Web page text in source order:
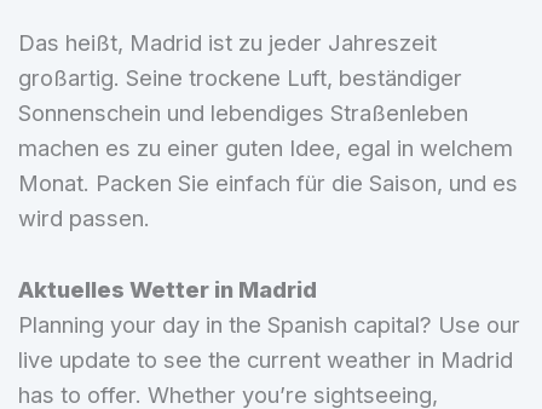
Das heißt, Madrid ist zu jeder Jahreszeit
großartig. Seine trockene Luft, beständiger
Sonnenschein und lebendiges Straßenleben
machen es zu einer guten Idee, egal in welchem
Monat. Packen Sie einfach für die Saison, und es
wird passen.
Aktuelles Wetter in Madrid
Planning your day in the Spanish capital? Use our
live update to see the current weather in Madrid
has to offer. Whether you’re sightseeing,